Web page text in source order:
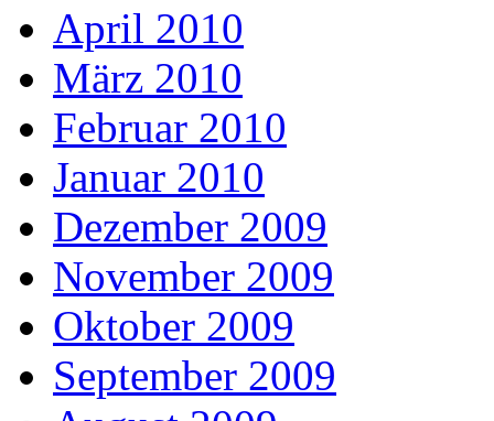
April 2010
März 2010
Februar 2010
Januar 2010
Dezember 2009
November 2009
Oktober 2009
September 2009